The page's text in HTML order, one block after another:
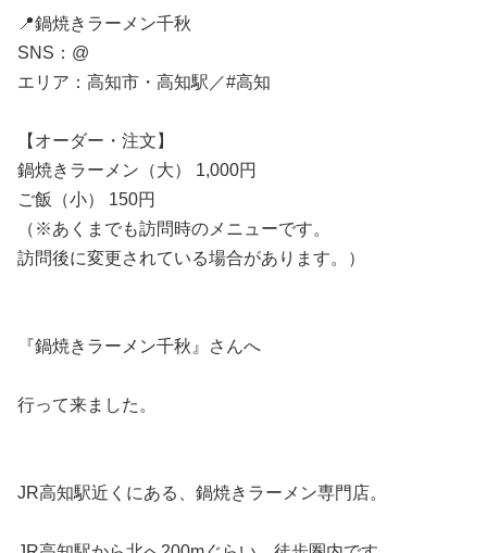
📍鍋焼きラーメン千秋
SNS：@
エリア：高知市・高知駅／#高知
【オーダー・注文】
鍋焼きラーメン（大） 1,000円
ご飯（小） 150円
（※あくまでも訪問時のメニューです。
訪問後に変更されている場合があります。）
『鍋焼きラーメン千秋』さんへ
行って来ました。
JR高知駅近くにある、鍋焼きラーメン専門店。